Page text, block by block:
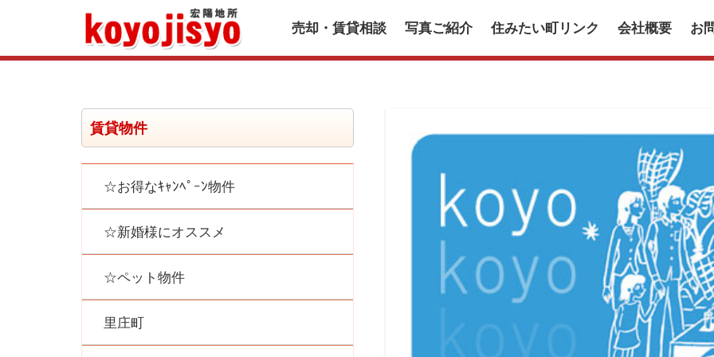
売却・賃貸相談 写真ご紹介 住みたい町リンク 会社概要 お
賃貸物件
☆お得なｷｬﾝﾍﾟｰﾝ物件
☆新婚様にオススメ
☆ペット物件
里庄町